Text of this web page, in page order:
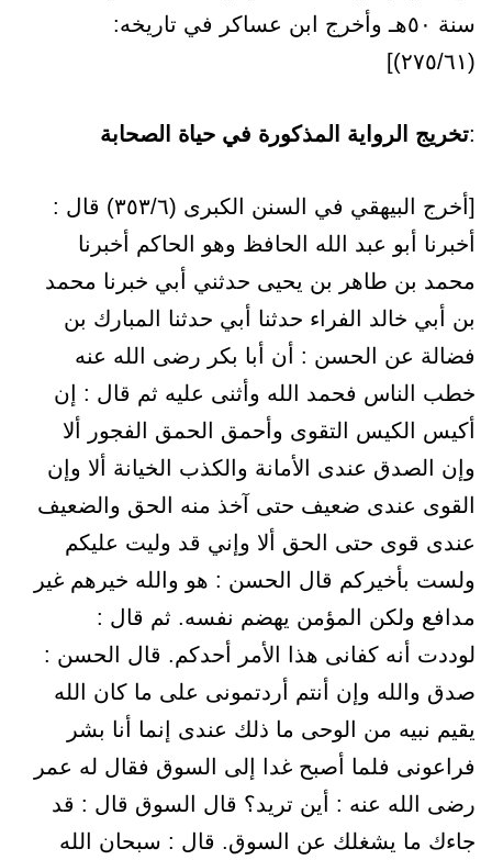
سنة ٥٠هـ وأخرج ابن عساكر في تاريخه:
(٢٧٥/٦١)]
:تخريج الرواية المذكورة في حياة الصحابة
[أخرج البيهقي في السنن الكبرى (٣٥٣/٦) قال :
أخبرنا أبو عبد الله الحافظ وهو الحاكم أخبرنا
محمد بن طاهر بن يحيى حدثني أبي خبرنا محمد
بن أبي خالد الفراء حدثنا أبي حدثنا المبارك بن
فضالة عن الحسن : أن أبا بكر رضى الله عنه
خطب الناس فحمد الله وأثنى عليه ثم قال : إن
أكيس الكيس التقوى وأحمق الحمق الفجور ألا
وإن الصدق عندى الأمانة والكذب الخيانة ألا وإن
القوى عندى ضعيف حتى آخذ منه الحق والضعيف
عندى قوى حتى الحق ألا وإني قد وليت عليكم
ولست بأخيركم قال الحسن : هو والله خيرهم غير
مدافع ولكن المؤمن يهضم نفسه. ثم قال :
لوددت أنه كفانى هذا الأمر أحدكم. قال الحسن :
صدق والله وإن أنتم أردتمونى على ما كان الله
يقيم نبيه من الوحى ما ذلك عندى إنما أنا بشر
فراعونى فلما أصبح غدا إلى السوق فقال له عمر
رضى الله عنه : أين تريد؟ قال السوق قال : قد
جاءك ما يشغلك عن السوق. قال : سبحان الله